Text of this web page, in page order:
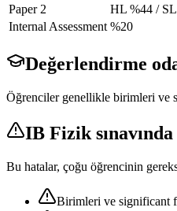
Paper 2
HL %44 /
Internal Assessment %20
Değerlendirme
Öğrenciler genellikle birimleri ve
IB Fizik
Bu hatalar, çoğu öğrencinin
Birimleri ve significant